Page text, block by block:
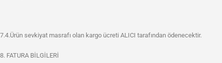
7.4.Ürün sevkiyat masrafı olan kargo ücreti ALICI tarafından ödenecektir.
8. FATURA BİLGİLERİ